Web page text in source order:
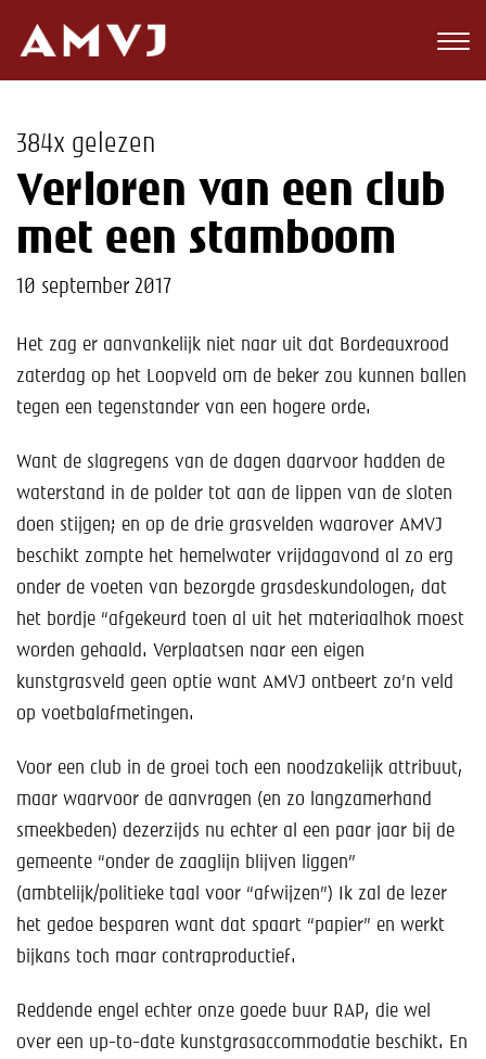
Wedstrijden
Nieuws
Teams
Toekomst
Help mee!
Shop
Lid worden
Contact
384x gelezen
Verloren van een club
met een stamboom
10 september 2017
Het zag er aanvankelijk niet naar uit dat Bordeauxrood
zaterdag op het Loopveld om de beker zou kunnen ballen
tegen een tegenstander van een hogere orde.
Want de slagregens van de dagen daarvoor hadden de
waterstand in de polder tot aan de lippen van de sloten
doen stijgen; en op de drie grasvelden waarover AMVJ
beschikt zompte het hemelwater vrijdagavond al zo erg
onder de voeten van bezorgde grasdeskundologen, dat
het bordje “afgekeurd toen al uit het materiaalhok moest
worden gehaald. Verplaatsen naar een eigen
kunstgrasveld geen optie want AMVJ ontbeert zo’n veld
op voetbalafmetingen.
Voor een club in de groei toch een noodzakelijk attribuut,
maar waarvoor de aanvragen (en zo langzamerhand
smeekbeden) dezerzijds nu echter al een paar jaar bij de
gemeente “onder de zaaglijn blijven liggen”
(ambtelijk/politieke taal voor “afwijzen”) Ik zal de lezer
het gedoe besparen want dat spaart “papier” en werkt
bijkans toch maar contraproductief.
Reddende engel echter onze goede buur RAP, die wel
over een up-to-date kunstgrasaccommodatie beschikt. En